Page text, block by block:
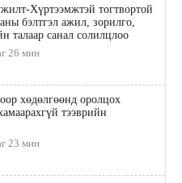
Хүртээмжтэй тогтвортой
бэлтгэл ажил, зорилго,
талаар санал солилцлоо
26 мин
хөдөлгөөнд оролцох
тээврийн
23 мин